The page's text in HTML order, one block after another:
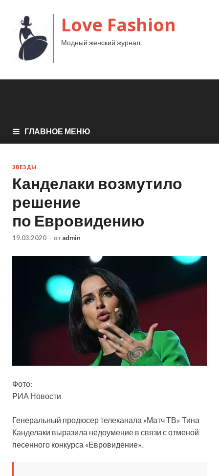
Love Fashion
Модный женский журнал.
ГЛАВНОЕ МЕНЮ
ЗВЕЗДЫ
Канделаки возмутило
решение
по Евровидению
19.03.2020 - от admin
Фото:
РИА Новости
Генеральный продюсер телеканала «Матч ТВ» Тина
Канделаки выразила недоумение в связи с отменой
песенного конкурса «Евровидение».